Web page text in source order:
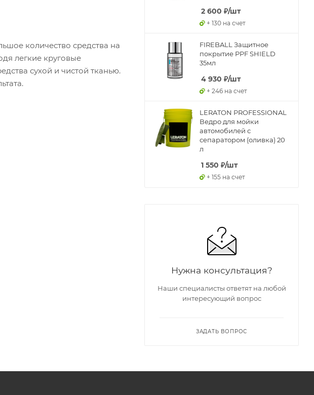
количество средства на
легкие круговые
сухой и чистой тканью.
2 600 ₽/шт
+ 130 на счет
FIREBALL Защитное
покрытие PPF SHIELD
35мл
4 930 ₽/шт
+ 246 на счет
LERATON PROFESSIONAL
Ведро для мойки
автомобилей с
сепаратором (оливка) 20
л
1 550 ₽/шт
+ 155 на счет
Нужна консультация?
Наши специалисты ответят на любой
интересующий вопрос
ЗАДАТЬ ВОПРОС